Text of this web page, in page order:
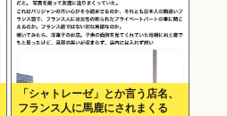
「シャトレーゼ」とか言う店名、
フランス人に馬鹿にされまくる